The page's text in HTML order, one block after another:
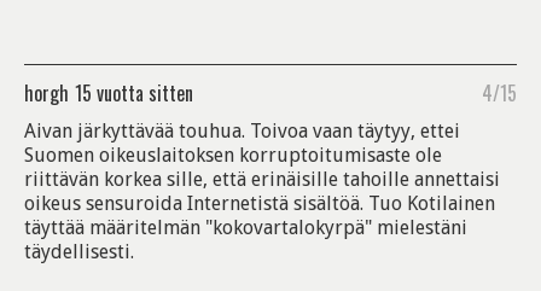
horgh 15 vuotta sitten 4/15
Aivan järkyttävää touhua. Toivoa vaan täytyy, ettei
Suomen oikeuslaitoksen korruptoitumisaste ole
riittävän korkea sille, että erinäisille tahoille annettaisi
oikeus sensuroida Internetistä sisältöä. Tuo Kotilainen
täyttää määritelmän "kokovartalokyrpä" mielestäni
täydellisesti.